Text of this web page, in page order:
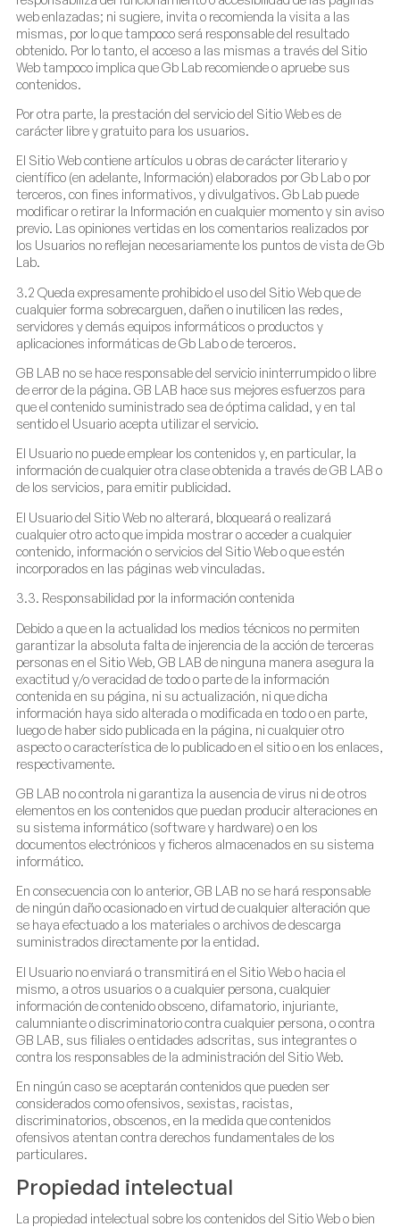
web enlazadas; ni sugiere, invita o recomienda la visita a las
mismas, por lo que tampoco será responsable del resultado
obtenido. Por lo tanto, el acceso a las mismas a través del Sitio
Web tampoco implica que Gb Lab recomiende o apruebe sus
contenidos.
Por otra parte, la prestación del servicio del Sitio Web es de
carácter libre y gratuito para los usuarios.
El Sitio Web contiene artículos u obras de carácter literario y
científico (en adelante, Información) elaborados por Gb Lab o por
terceros, con fines informativos, y divulgativos. Gb Lab puede
modificar o retirar la Información en cualquier momento y sin aviso
previo. Las opiniones vertidas en los comentarios realizados por
los Usuarios no reflejan necesariamente los puntos de vista de Gb
Lab.
3.2 Queda expresamente prohibido el uso del Sitio Web que de
cualquier forma sobrecarguen, dañen o inutilicen las redes,
servidores y demás equipos informáticos o productos y
aplicaciones informáticas de Gb Lab o de terceros.
GB LAB no se hace responsable del servicio ininterrumpido o libre
de error de la página. GB LAB hace sus mejores esfuerzos para
que el contenido suministrado sea de óptima calidad, y en tal
sentido el Usuario acepta utilizar el servicio.
El Usuario no puede emplear los contenidos y, en particular, la
información de cualquier otra clase obtenida a través de GB LAB o
de los servicios, para emitir publicidad.
El Usuario del Sitio Web no alterará, bloqueará o realizará
cualquier otro acto que impida mostrar o acceder a cualquier
contenido, información o servicios del Sitio Web o que estén
incorporados en las páginas web vinculadas.
3.3. Responsabilidad por la información contenida
Debido a que en la actualidad los medios técnicos no permiten
garantizar la absoluta falta de injerencia de la acción de terceras
personas en el Sitio Web, GB LAB de ninguna manera asegura la
exactitud y/o veracidad de todo o parte de la información
contenida en su página, ni su actualización, ni que dicha
información haya sido alterada o modificada en todo o en parte,
luego de haber sido publicada en la página, ni cualquier otro
aspecto o característica de lo publicado en el sitio o en los enlaces,
respectivamente.
GB LAB no controla ni garantiza la ausencia de virus ni de otros
elementos en los contenidos que puedan producir alteraciones en
su sistema informático (software y hardware) o en los
documentos electrónicos y ficheros almacenados en su sistema
informático.
En consecuencia con lo anterior, GB LAB no se hará responsable
de ningún daño ocasionado en virtud de cualquier alteración que
se haya efectuado a los materiales o archivos de descarga
suministrados directamente por la entidad.
El Usuario no enviará o transmitirá en el Sitio Web o hacia el
mismo, a otros usuarios o a cualquier persona, cualquier
información de contenido obsceno, difamatorio, injuriante,
calumniante o discriminatorio contra cualquier persona, o contra
GB LAB, sus filiales o entidades adscritas, sus integrantes o
contra los responsables de la administración del Sitio Web.
En ningún caso se aceptarán contenidos que pueden ser
considerados como ofensivos, sexistas, racistas,
discriminatorios, obscenos, en la medida que contenidos
ofensivos atentan contra derechos fundamentales de los
particulares.
Propiedad intelectual
La propiedad intelectual sobre los contenidos del Sitio Web o bien